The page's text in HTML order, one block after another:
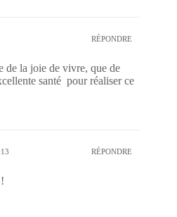
RÉPONDRE
de la joie de vivre, que de
santé pour réaliser ce
RÉPONDRE